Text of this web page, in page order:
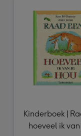
240
mm
Kinderboek |
hoeveel ik